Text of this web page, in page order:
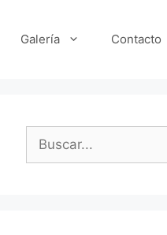
Galería Contacto
Buscar: